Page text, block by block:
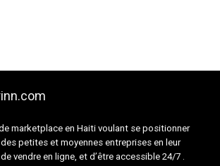
marketplace en Haiti voulant se positionner
petites et moyennes entreprises en leur
vendre en ligne, et d’être accessible 24/7 .